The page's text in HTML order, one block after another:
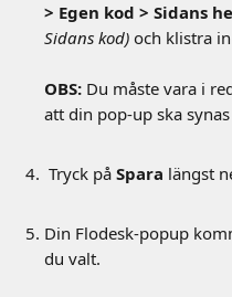
> Egen kod > Sidans
Sidans kod) och klistra
OBS: Du måste vara i
att din pop-up ska
Tryck på Spara längst
Din Flodesk-popup
du valt.